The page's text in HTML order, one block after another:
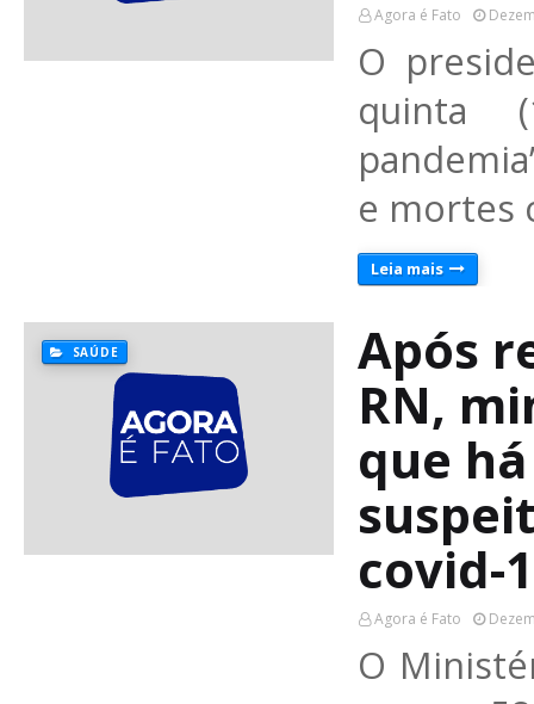
Agora é Fato
O
quinta
e mortes
Leia mais
SAÚDE
Após
RN,
que
covid-
Agora é Fato
O